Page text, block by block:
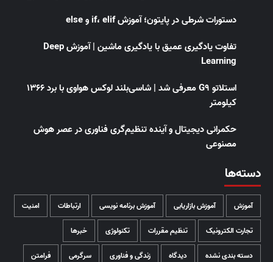
دستورات شرطی در پایتون؛ آموزش if، elif و else
تفاوت یادگیری عمیق با یادگیری ماشین | آموزش Deep
Learning
استلاتو G9 معرفی شد | شاسی‌بلند لوکس هواوی با برد ۱۳۶۶
کیلومتر
حکمرانی دیجیتال و آینده تنظیم‌گری فناوری در عصر هوش
مصنوعی
دسته‌ها
آموزش آموزش بازاریابی آموزش برنامه نویسی ارتباطات امنیت
تجارت الکترونیک تنظیم مقررات تکنولوژی خبرها
دسته بندی نشده دیدگاه زندگی و فناوری سرگرمی فرامتن